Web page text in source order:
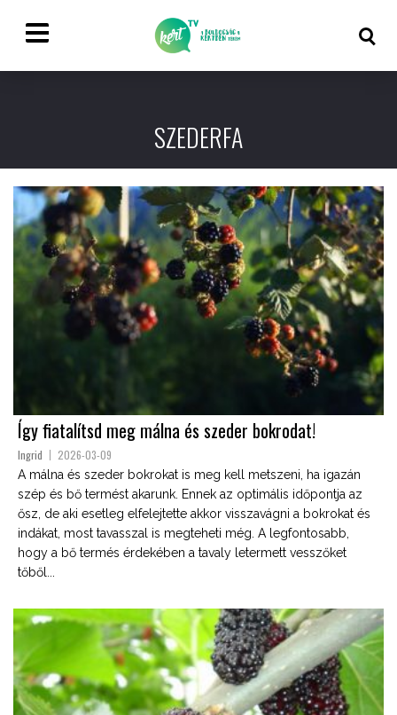
SZEDERFA
Így fiatalítsd meg málna és szeder bokrodat!
Ingrid 2026-03-09
A málna és szeder bokrokat is meg kell metszeni, ha igazán
szép és bő termést akarunk. Ennek az optimális időpontja az
ősz, de aki esetleg elfelejtette akkor visszavágni a bokrokat és
indákat, most tavasszal is megteheti még. A legfontosabb,
hogy a bő termés érdekében a tavaly letermett vesszőket
tőből...